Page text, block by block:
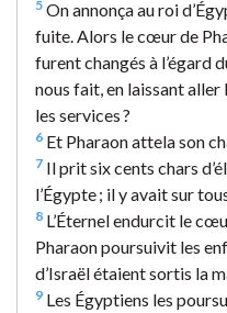
5 On annonça au roi
fuite. Alors le cœur de
furent changés à l’égard
nous fait, en laissant aller
les services ?
6 Et Pharaon attela son
7 Il prit six cents chars
l’Égypte ; il y avait sur
8 L’Éternel endurcit le
Pharaon poursuivit les
d’Israël étaient sortis la
9 Les Égyptiens les